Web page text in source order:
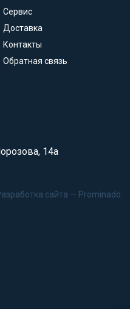
Сервис
Доставка
Контакты
Обратная связь
14а
сайта — Prominado